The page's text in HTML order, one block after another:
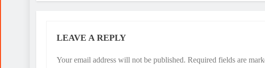
LEAVE A REPLY
Your email address will not be published. Required fields are